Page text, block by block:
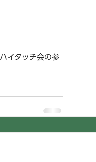
イタッチ会の参